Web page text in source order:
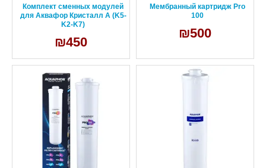
Комплект сменных модулей
для Аквафор Кристалл А (K5-
K2-K7)
₪450
Мембранный картридж Pro
100
₪500